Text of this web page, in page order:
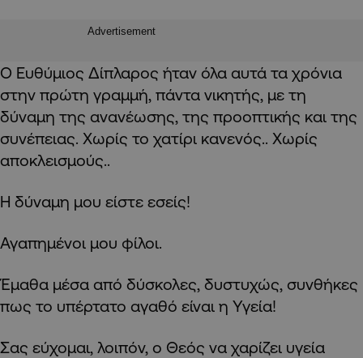
Advertisement
Ο Ευθύμιος Δίπλαρος ήταν όλα αυτά τα χρόνια
στην πρώτη γραμμή, πάντα νικητής, με τη
δύναμη της ανανέωσης, της προοπτικής και της
συνέπειας. Χωρίς το χατίρι κανενός.. Χωρίς
αποκλεισμούς..
Η δύναμη μου είστε εσείς!
Αγαπημένοι μου φίλοι.
Έμαθα μέσα από δύσκολες, δυστυχώς, συνθήκες
πως το υπέρτατο αγαθό είναι η Υγεία!
Σας εύχομαι, λοιπόν, ο Θεός να χαρίζει υγεία